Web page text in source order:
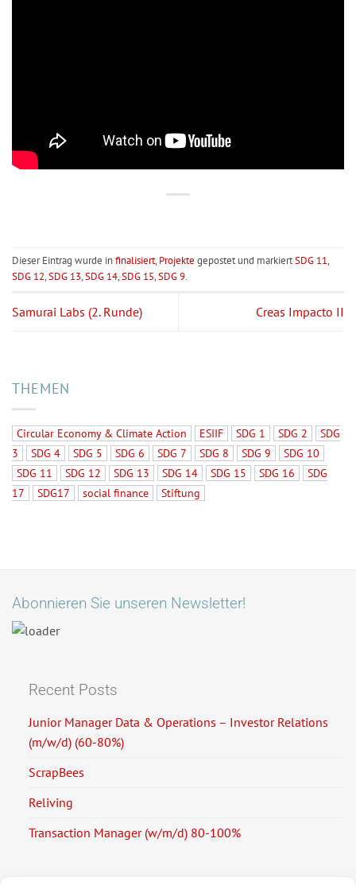
Dieser Eintrag wurde infinalisiert,Projekte gepostet und markiertSDG 11,
SDG 12,SDG 13,SDG 14,SDG 15,SDG 9.
Samurai Labs (2. Runde) Creas Impacto II
THEMEN
Circular Economy & Climate Action ESIIF SDG 1 SDG 2
SDG
3
SDG 4 SDG 5 SDG 6 SDG 7 SDG 8 SDG 9
SDG 10
SDG 11
SDG 12 SDG 13 SDG 14 SDG 15 SDG 16
SDG
17
SDG17 social finance Stiftung
Abonnieren Sie unseren Newsletter!
Recent Posts
Junior Manager Data & Operations – Investor Relations
(m/w/d) (60-80%)
ScrapBees
Reliving
Transaction Manager (w/m/d) 80-100%